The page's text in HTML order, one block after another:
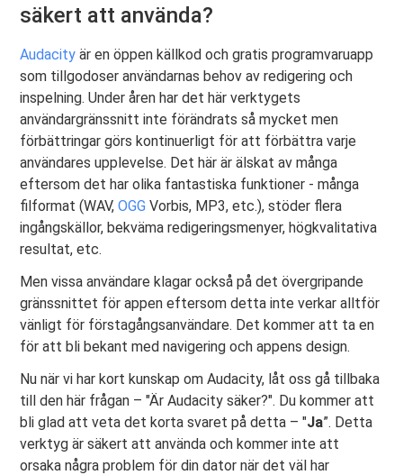
säkert att använda?
Audacity är en öppen källkod och gratis programvaruapp
som tillgodoser användarnas behov av redigering och
inspelning. Under åren har det här verktygets
användargränssnitt inte förändrats så mycket men
förbättringar görs kontinuerligt för att förbättra varje
användares upplevelse. Det här är älskat av många
eftersom det har olika fantastiska funktioner - många
filformat (WAV,OGG Vorbis, MP3, etc.), stöder flera
ingångskällor, bekväma redigeringsmenyer, högkvalitativa
resultat, etc.
Men vissa användare klagar också på det övergripande
gränssnittet för appen eftersom detta inte verkar alltför
vänligt för förstagångsanvändare. Det kommer att ta en
för att bli bekant med navigering och appens design.
Nu när vi har kort kunskap om Audacity, låt oss gå tillbaka
till den här frågan – "Är Audacity säker?". Du kommer att
bli glad att veta det korta svaret på detta – "Ja”. Detta
verktyg är säkert att använda och kommer inte att
orsaka några problem för din dator när det väl har